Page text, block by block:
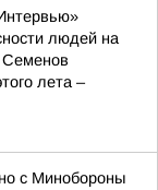
людей на
Семенов
лета –
с Минобороны